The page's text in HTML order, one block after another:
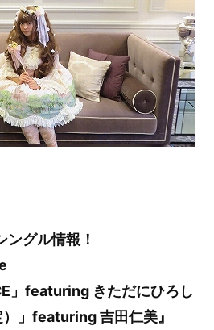
グル情報！
」featuring きただにひろし
」featuring 吉田仁美』